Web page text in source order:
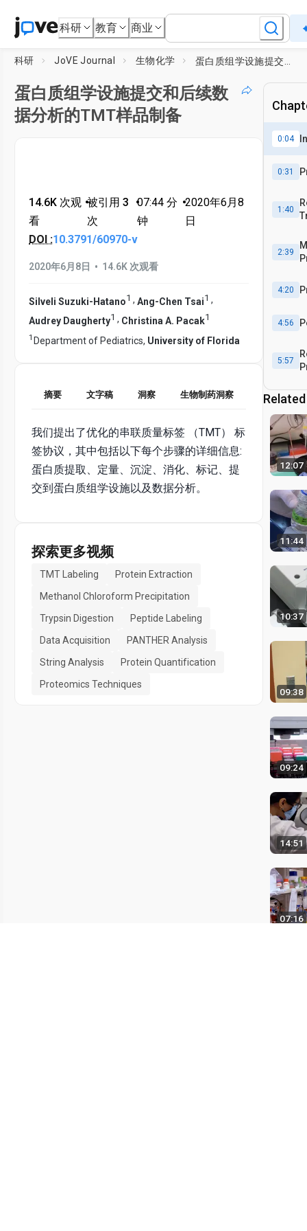
科研 教育 商业
科研 JoVE Journal 生物化学
蛋白质组学设施提交和后续数
据分析的TMT样品制备
14.6K 次观
看
•被引用 3
次
•07:44 分
钟
•2020年6月8
日
DOI :10.3791/60970-v
2020年6月8日 • 14.6K 次观看
Silveli Suzuki-Hatano1 , Ang-Chen Tsai1 ,
Audrey Daugherty1 , Christina A. Pacak1
1 Department of Pediatrics, University of Florida
摘要 文字稿 洞察 生物制药洞察
我们提出了优化的串联质量标签 （TMT） 标
签协议，其中包括以下每个步骤的详细信息:
蛋白质提取、定量、沉淀、消化、标记、提
交到蛋白质组学设施以及数据分析。
探索更多视频
TMT Labeling
Protein Extraction
Methanol Chloroform Precipitation
Trypsin Digestion
Peptide Labeling
Data Acquisition
PANTHER Analysis
String Analysis
Protein Quantification
Proteomics Techniques
0:04
0:31
1:40
2:39
4:20
4:56
5:57
7:04
12:07
11:44
10:37
09:38
09:24
14:51
07:16